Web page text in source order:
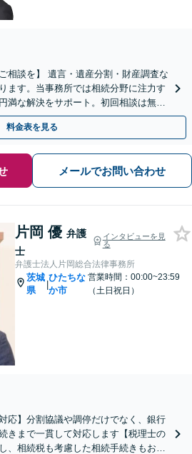
相談を】 遺言・遺産分割・財産調査な
ます。当事務所では相続分野に注力す
満な解決をサポート。初回相談は無料
整理から始めませんか？
料金表を見る
メールでお問い合わせ
片岡 優 弁護
士
インタビューを見
る
弁護士法人片岡総合法律事務所
茨城
県
|
ひたちな
か市
営業時間：00:00~23:59
（土日祝日）
応】分割協議や調停だけでなく、銀行
きまで一貫して対応します【税理士の
、相続税も考慮した相続手続きもお任